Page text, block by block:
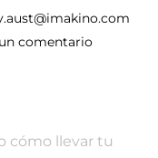
comentario
cómo llevar tu